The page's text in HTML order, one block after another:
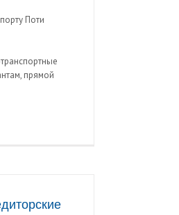
Поти
прямой